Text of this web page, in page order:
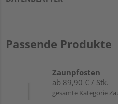
Passende Produkte
Zaunpfosten
ab 89,90 € / Stk.
gesamte Kategorie